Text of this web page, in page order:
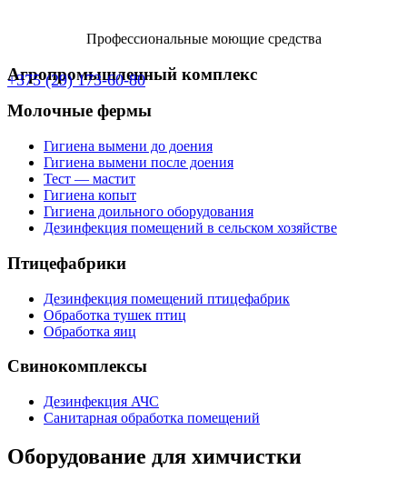
+375 (29) 173-60-80
Профессиональные моющие средства
Агропромышленный комплекс
Молочные фермы
Гигиена вымени до доения
Гигиена вымени после доения
Тест — мастит
Гигиена копыт
Гигиена доильного оборудования
Дезинфекция помещений в сельском хозяйстве
Птицефабрики
Дезинфекция помещений птицефабрик
Обработка тушек птиц
Обработка яиц
Свинокомплексы
Дезинфекция АЧС
Санитарная обработка помещений
Оборудование для химчистки